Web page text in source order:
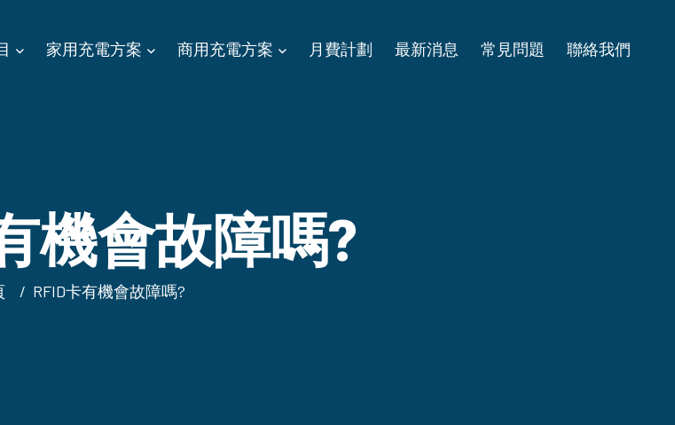
家用充電方案 商用充電方案 月費計劃 最新消息 常見問題 聯絡我們
機會故障嗎?
RFID卡有機會故障嗎?